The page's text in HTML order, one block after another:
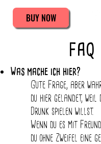
BUY NOW
FAQ
Was mache ich hier?
Gute Frage, aber
du hier gelandet, weil
Drunk spielen willst.
Wenn du es mit
du ohne Zweifel eine